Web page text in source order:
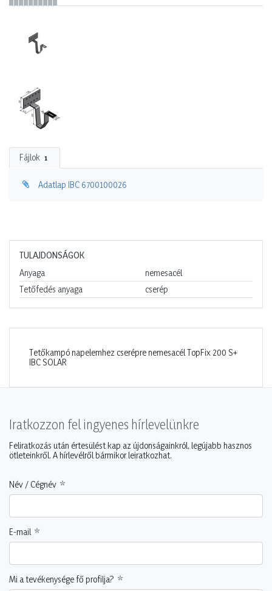
Fájlok 1
Adatlap IBC 6700100026
TULAJDONSÁGOK
Anyaga
nemesacél
Tetőfedés anyaga
cserép
Tetőkampó napelemhez cserépre nemesacél TopFix 200 S+
IBC SOLAR
Iratkozzon fel ingyenes hírlevelünkre
Feliratkozás után értesülést kap az újdonságainkról, legújabb hasznos
ötleteinkről. A hírlevélről bármikor leiratkozhat.
Név / Cégnév
E-mail
Mi a tevékenysége fő profilja?